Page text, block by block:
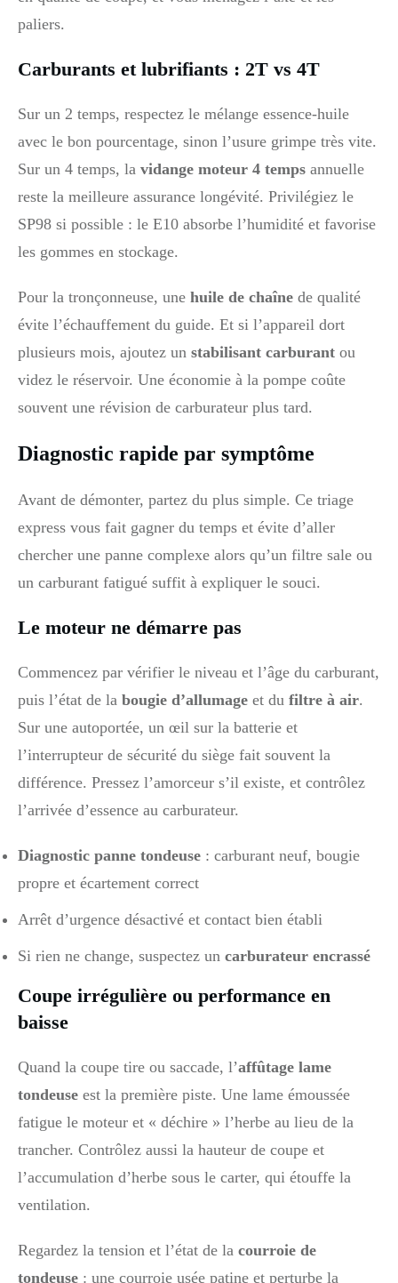
paliers.
Carburants et lubrifiants : 2T vs 4T
Sur un 2 temps, respectez le mélange essence-huile
avec le bon pourcentage, sinon l’usure grimpe très vite.
Sur un 4 temps, la vidange moteur 4 temps annuelle
reste la meilleure assurance longévité. Privilégiez le
SP98 si possible : le E10 absorbe l’humidité et favorise
les gommes en stockage.
Pour la tronçonneuse, une huile de chaîne de qualité
évite l’échauffement du guide. Et si l’appareil dort
plusieurs mois, ajoutez un stabilisant carburant ou
videz le réservoir. Une économie à la pompe coûte
souvent une révision de carburateur plus tard.
Diagnostic rapide par symptôme
Avant de démonter, partez du plus simple. Ce triage
express vous fait gagner du temps et évite d’aller
chercher une panne complexe alors qu’un filtre sale ou
un carburant fatigué suffit à expliquer le souci.
Le moteur ne démarre pas
Commencez par vérifier le niveau et l’âge du carburant,
puis l’état de la bougie d’allumage et du filtre à air.
Sur une autoportée, un œil sur la batterie et
l’interrupteur de sécurité du siège fait souvent la
différence. Pressez l’amorceur s’il existe, et contrôlez
l’arrivée d’essence au carburateur.
Diagnostic panne tondeuse : carburant neuf, bougie
propre et écartement correct
Arrêt d’urgence désactivé et contact bien établi
Si rien ne change, suspectez un carburateur encrassé
Coupe irrégulière ou performance en
baisse
Quand la coupe tire ou saccade, l’affûtage lame
tondeuse est la première piste. Une lame émoussée
fatigue le moteur et « déchire » l’herbe au lieu de la
trancher. Contrôlez aussi la hauteur de coupe et
l’accumulation d’herbe sous le carter, qui étouffe la
ventilation.
Regardez la tension et l’état de la courroie de
tondeuse : une courroie usée patine et perturbe la